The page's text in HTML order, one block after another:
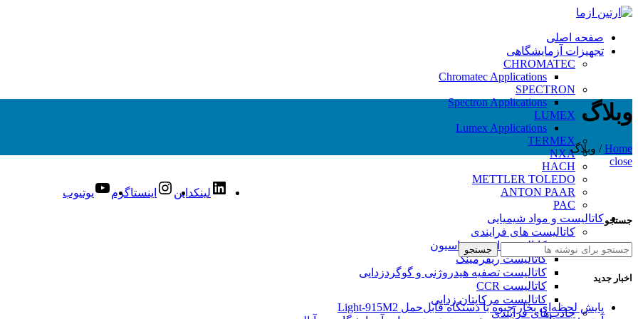
صفحه اصلی
تجهیزات آزمایشگاهی
CHROMATEC
Chromatec Applications
SPECTRON
Spectron Applications
LUMEX
Lumex Applications
TERMEX
NXA
HACH
METTLER TOLEDO
ANTON PAAR
PAC
کاتالیست و مواد شیمیایی
کاتالیست های فرایندی
کاتالیست ایزومریزاسیون
کاتالیست ریفرمینگ
کاتالیست تصفیه هیدروژنی و گوگردزدایی
کاتالیست CCR
کاتالیست مرکاپتان زدایی
جاذب‌های فرآیندی
وبلاگ
Home
/ وبلاگ
close
لینکداین اینستاگرم یوتیوب
جستجو
جستجو
اخبار جدید
پایش لحظه‌ای بخار جیوه با دستگاه قابل‌حمل Light‑915M2